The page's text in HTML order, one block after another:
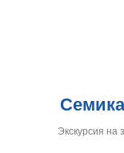
Экскурсия на